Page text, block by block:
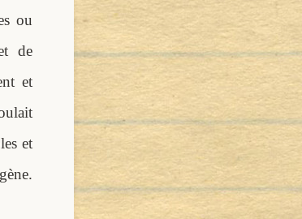
ou
de
et
et